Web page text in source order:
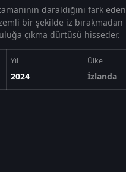
daraldığını fark eden
bir şekilde iz bırakmadan
çıkma dürtüsü hisseder.
Yıl
2024
Ülke
İzlanda